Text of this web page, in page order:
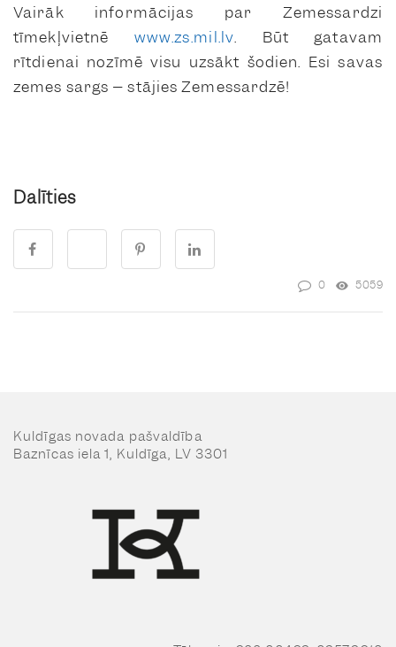
Vairāk informācijas par Zemessardzi
tīmekļvietnē www.zs.mil.lv. Būt gatavam
rītdienai nozīmē visu uzsākt šodien. Esi savas
zemes sargs – stājies Zemessardzē!
Dalīties
0 5059
Kuldīgas novada pašvaldība
Baznīcas iela 1, Kuldīga, LV 3301